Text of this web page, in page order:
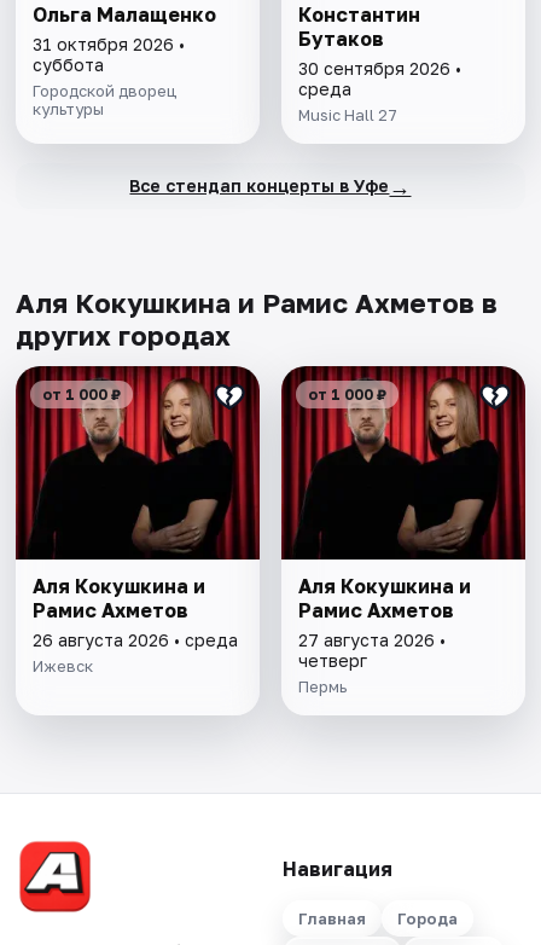
Ольга Малащенко
31 октября 2026 •
суббота
Городской дворец
культуры
Константин
Бутаков
30 сентября 2026 •
среда
Music Hall 27
Все стендап концерты в Уфе →
Аля Кокушкина и Рамис Ахметов в
других городах
от 1 000 ₽
Аля Кокушкина и
Рамис Ахметов
26 августа 2026 • среда
Ижевск
от 1 000 ₽
Аля Кокушкина и
Рамис Ахметов
27 августа 2026 •
четверг
Пермь
Навигация
Главная Города